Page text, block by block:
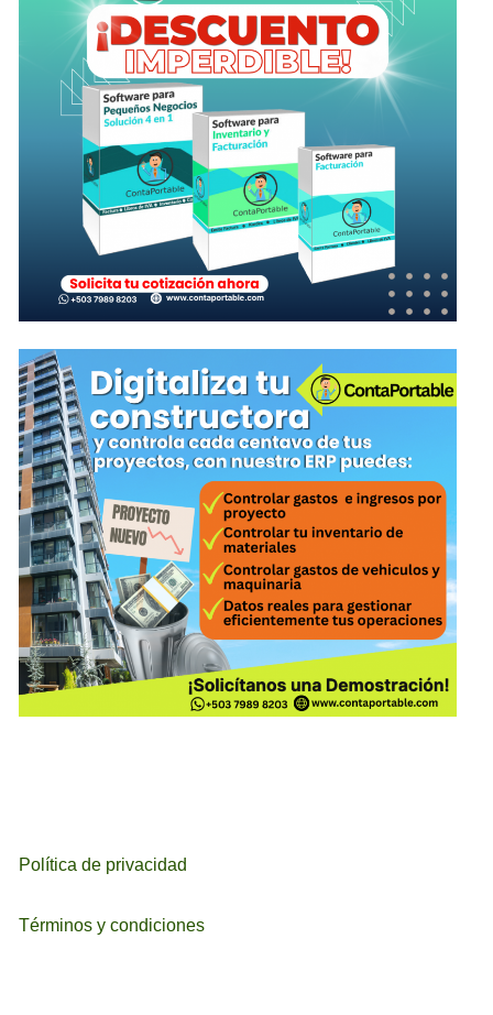
Política de privacidad
Términos y condiciones